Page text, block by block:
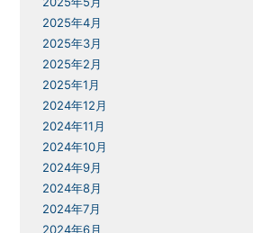
2025年4月
2025年3月
2025年2月
2025年1月
2024年12月
2024年11月
2024年10月
2024年9月
2024年8月
2024年7月
2024年6月